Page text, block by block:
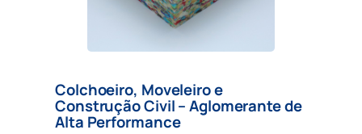
Colchoeiro, Moveleiro e
Construção Civil – Aglomerante de
Alta Performance